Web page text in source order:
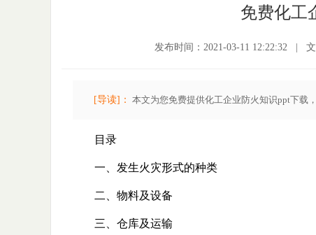
免费化工
发布时间：2021-03-11 12:22:32
[导读]： 本文为您免费提供化工企业防火知识ppt下载
目录
一、发生火灾形式的种类
二、物料及设备
三、仓库及运输